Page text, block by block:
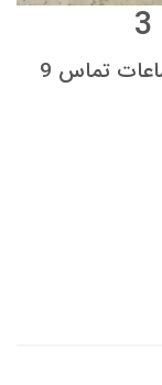
لطفا تماس بگیرید 09121890859 ساعات تماس 9